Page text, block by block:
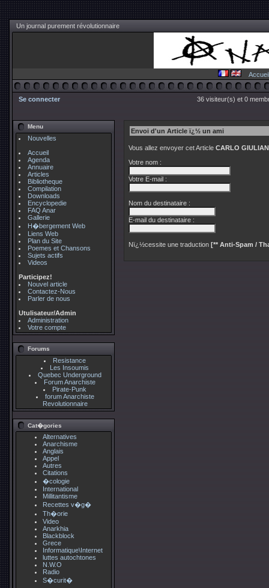
Un journal purement révolutionnaire
Accueil
Se connecter 36 visiteur(s) et 0
Menu
Nouvelles
Accueil
Agenda
Annuaire
Articles
Bibliotheque
Compilation
Downloads
Encyclopedie
FAQ Anar
Gallerie
H�bergement Web
Liens Web
Plan du Site
Poemes et Chansons
Sujets actifs
Videos
Participez!
Nouvel article
Contactez-Nous
Parler de nous
Utulisateur/Admin
Administration
Votre compte
Forums
Resistance
Les Insoumis
Quebec Underground
Forum Anarchiste
Pirate-Punk
forum Anarchiste
Revolutionnaire
Cat�gories
Alternatives
Anarchisme
Anglais
Appel
Autres
Citations
�cologie
International
Millitantisme
Recettes v�g�
Th�orie
Video
Anarkhia
Blackblock
Grece
Informatique\Internet
luttes autochtones
N.W.O
Radio
S�curit�
Envoi d'un Article ï¿½ un ami
Vous allez envoyer cet Article CARLO
Votre nom :
Votre E-mail :
Nom du destinataire :
E-mail du destinataire :
Nï¿½cessite une traduction [** Anti-Spam /